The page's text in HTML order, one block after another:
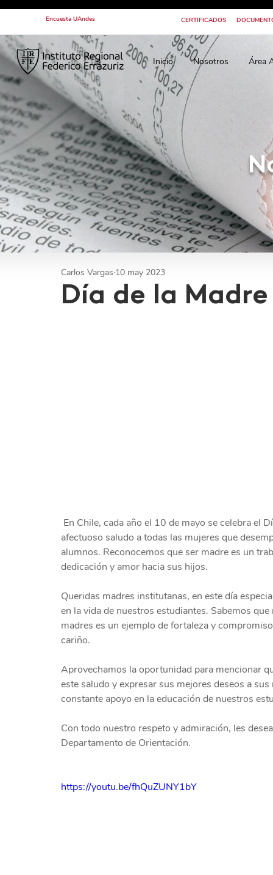
Encuesta UAndes CERTIFICADOS
Inicio Nosotros Área
Día de la Madre
Carlos Vargas 10 may 2023
afectuoso saludo a todas las mujeres que
alumnos. Reconocemos que ser madre es un
dedicación y amor hacia sus hijos.
Queridas madres institutanas, en este día
en la vida de nuestros estudiantes. Sabemos
madres es un ejemplo de fortaleza y
cariño.
Aprovechamos la oportunidad para mencionar
este saludo y expresar sus mejores deseos a
constante apoyo en la educación de nuestros
Con todo nuestro respeto y admiración, les
Departamento de Orientación.
https://youtu.be/fhQuZUNY1bY